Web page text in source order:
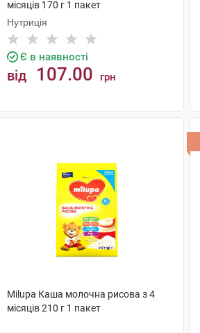
місяців 170 г 1 пакет
Нутриція
Є в наявності
від 107.00 грн
Milupa Каша молочна рисова з 4
місяців 210 г 1 пакет